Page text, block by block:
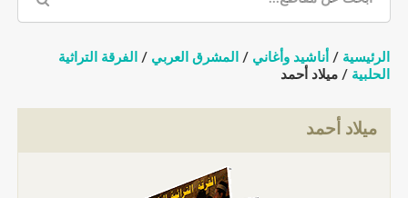
الرئيسية / أناشيد وأغاني / المشرق العربي /
الفرقة التراثية
الحلبية / ميلاد أحمد
ميلاد أحمد